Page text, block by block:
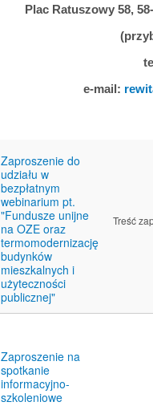
Plac Ratuszowy 58,
e-mail:
Zaproszenie do
udziału w
bezpłatnym
webinarium pt.
"Fundusze unijne
na OZE oraz
termomodernizację
budynków
mieszkalnych i
użyteczności
publicznej"
Treść
Zaproszenie na
spotkanie
informacyjno-
szkoleniowe